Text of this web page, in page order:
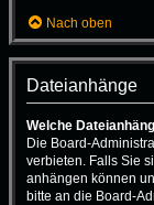
Nach oben
Dateianhänge
Welche
Die Board-
verbieten. Falls Sie
anhängen können
bitte an die Board-